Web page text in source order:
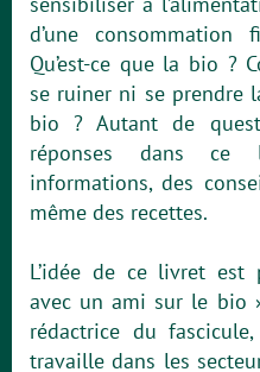
d’une consommation
Qu’est-ce que la bio ?
se ruiner ni se prendre
bio ? Autant de
réponses dans
informations, des
même des recettes.
L’idée de ce livret est
avec un ami sur le bio
rédactrice du
travaille dans les